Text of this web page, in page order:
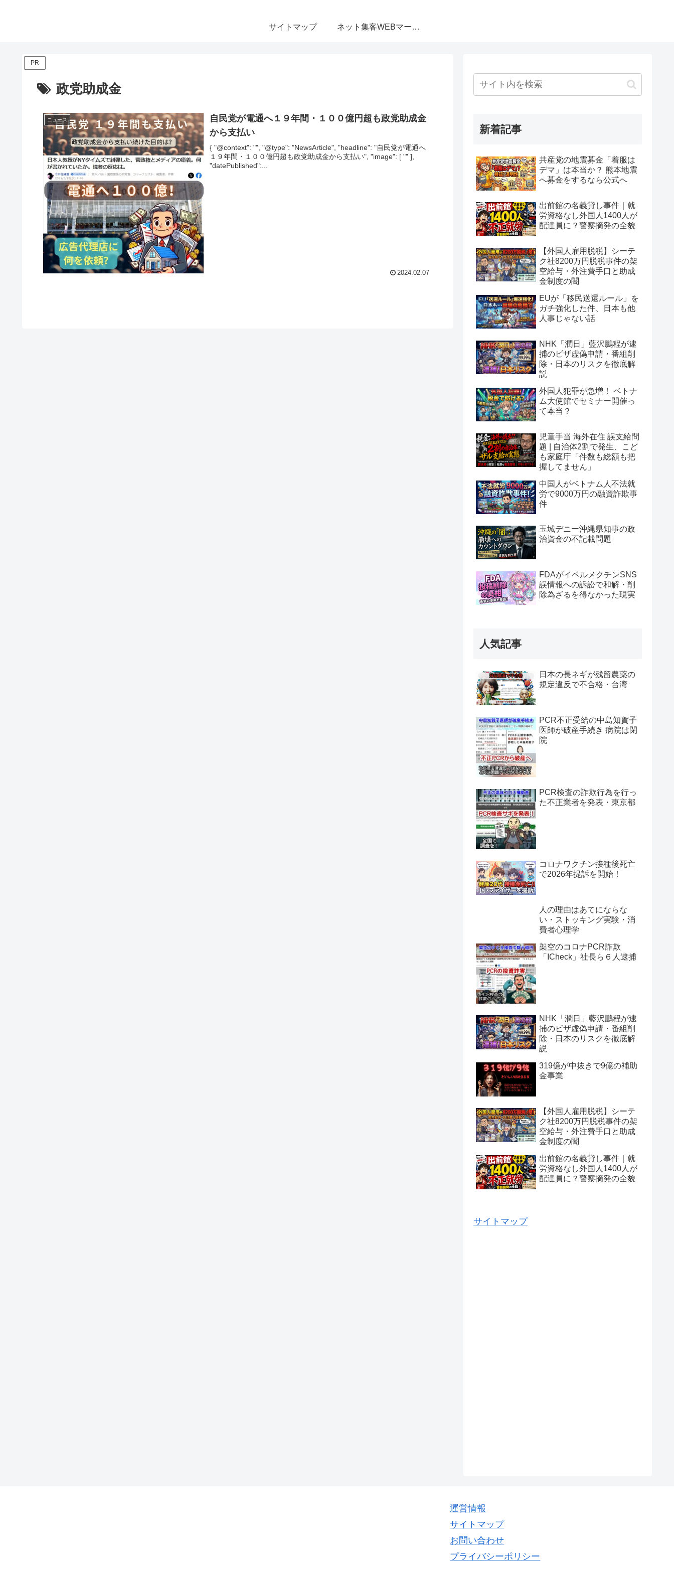
サイトマップ ネット集客WEBマーケティング無料相談室
PR
政党助成金
ニュース
自民党が電通へ１９年間・１００億円超も政党助成金
から支払い
{ "@context": "", "@type": "NewsArticle", "headline": "自民党が電通へ
１９年間・１００億円超も政党助成金から支払い", "image": [ "" ],
"datePublished":...
2024.02.07
新着記事
共産党の地震募金「着服は
デマ」は本当か？ 熊本地震
へ募金をするなら公式へ
出前館の名義貸し事件｜就
労資格なし外国人1400人が
配達員に？警察摘発の全貌
【外国人雇用脱税】シーテ
ク社8200万円脱税事件の架
空給与・外注費手口と助成
金制度の闇
EUが「移民送還ルール」を
ガチ強化した件、日本も他
人事じゃない話
NHK「潤日」藍沢鵬程が逮
捕のビザ虚偽申請・番組削
除・日本のリスクを徹底解
説
外国人犯罪が急増！ ベトナ
ム大使館でセミナー開催っ
て本当？
児童手当 海外在住 誤支給問
題 | 自治体2割で発生、こど
も家庭庁「件数も総額も把
握してません」
中国人がベトナム人不法就
労で9000万円の融資詐欺事
件
玉城デニー沖縄県知事の政
治資金の不記載問題
FDAがイベルメクチンSNS
誤情報への訴訟で和解・削
除為ざるを得なかった現実
人気記事
日本の長ネギが残留農薬の
規定違反で不合格・台湾
PCR不正受給の中島知賀子
医師が破産手続き 病院は閉
院
PCR検査の詐欺行為を行っ
た不正業者を発表・東京都
コロナワクチン接種後死亡
で2026年提訴を開始！
人の理由はあてにならな
い・ストッキング実験・消
費者心理学
架空のコロナPCR詐欺
「ICheck」社長ら６人逮捕
NHK「潤日」藍沢鵬程が逮
捕のビザ虚偽申請・番組削
除・日本のリスクを徹底解
説
319億が中抜きで9億の補助
金事業
【外国人雇用脱税】シーテ
ク社8200万円脱税事件の架
空給与・外注費手口と助成
金制度の闇
出前館の名義貸し事件｜就
労資格なし外国人1400人が
配達員に？警察摘発の全貌
サイトマップ
運営情報
サイトマップ
お問い合わせ
プライバシーポリシー